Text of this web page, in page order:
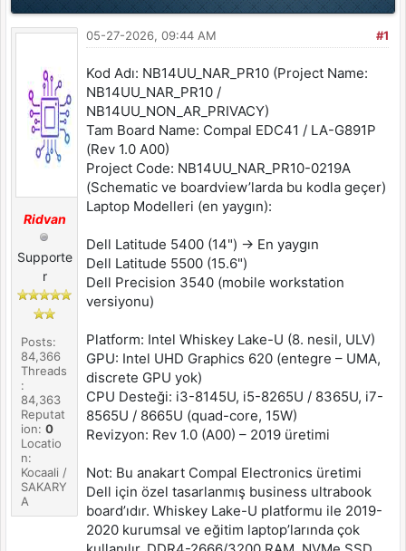
Ridvan
Supporte
r
Posts:
84,366
Threads
:
84,363
Reputat
ion:0
Locatio
n:
Kocaali /
SAKARY
A
#1
05-27-2026, 09:44 AM
Kod Adı: NB14UU_NAR_PR10 (Project Name:
NB14UU_NAR_PR10 /
NB14UU_NON_AR_PRIVACY)
Tam Board Name: Compal EDC41 / LA-G891P
(Rev 1.0 A00)
Project Code: NB14UU_NAR_PR10-0219A
(Schematic ve boardview’larda bu kodla geçer)
Laptop Modelleri (en yaygın):
Dell Latitude 5400 (14") → En yaygın
Dell Latitude 5500 (15.6")
Dell Precision 3540 (mobile workstation
versiyonu)
Platform: Intel Whiskey Lake-U (8. nesil, ULV)
GPU: Intel UHD Graphics 620 (entegre – UMA,
discrete GPU yok)
CPU Desteği: i3-8145U, i5-8265U / 8365U, i7-
8565U / 8665U (quad-core, 15W)
Revizyon: Rev 1.0 (A00) – 2019 üretimi
Not: Bu anakart Compal Electronics üretimi
Dell için özel tasarlanmış business ultrabook
board’ıdır. Whiskey Lake-U platformu ile 2019-
2020 kurumsal ve eğitim laptop’larında çok